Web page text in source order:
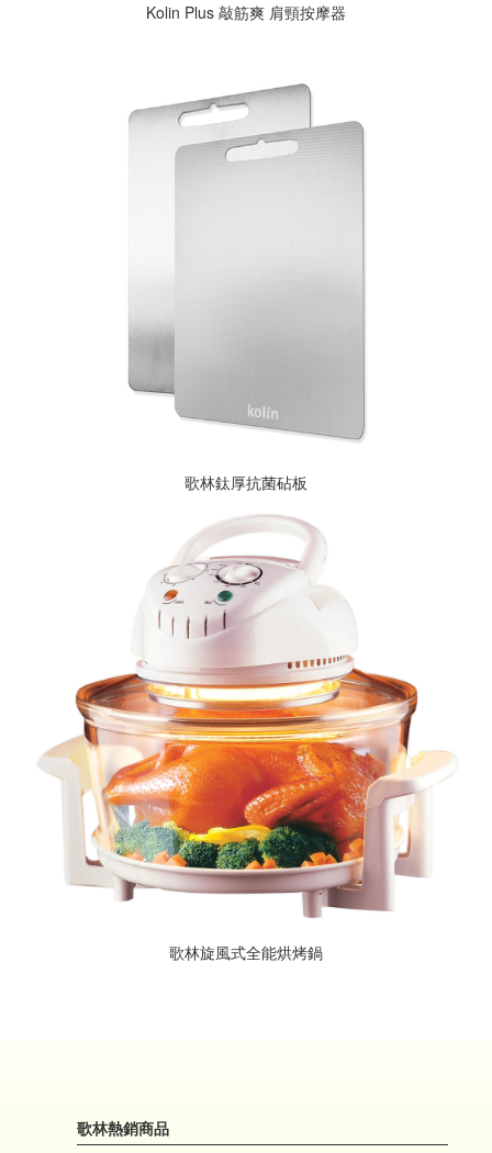
Kolin Plus 敲筋爽 肩頸按摩器
歌林鈦厚抗菌砧板
歌林旋風式全能烘烤鍋
歌林熱銷商品